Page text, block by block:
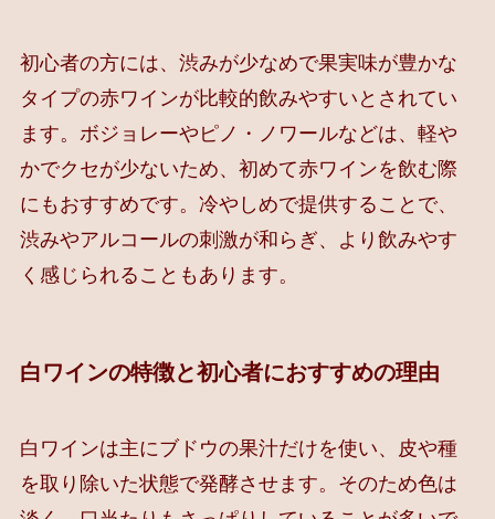
初心者の方には、渋みが少なめで果実味が豊かな
タイプの赤ワインが比較的飲みやすいとされてい
ます。ボジョレーやピノ・ノワールなどは、軽や
かでクセが少ないため、初めて赤ワインを飲む際
にもおすすめです。冷やしめで提供することで、
渋みやアルコールの刺激が和らぎ、より飲みやす
く感じられることもあります。
白ワインの特徴と初心者におすすめの理由
白ワインは主にブドウの果汁だけを使い、皮や種
を取り除いた状態で発酵させます。そのため色は